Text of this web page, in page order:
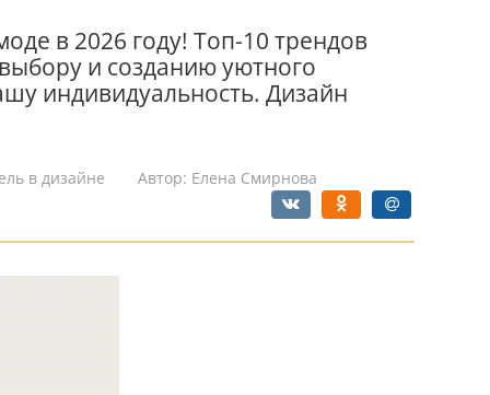
в 2026 году! Топ-10 трендов
и созданию уютного
индивидуальность. Дизайн
в дизайне Автор: Елена Смирнова